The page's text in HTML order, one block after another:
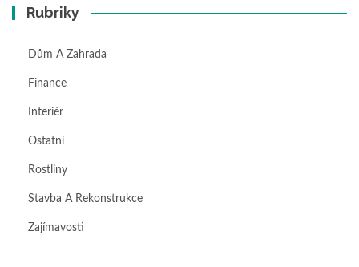
Rubriky
Dům A Zahrada
Finance
Interiér
Ostatní
Rostliny
Stavba A Rekonstrukce
Zajímavosti